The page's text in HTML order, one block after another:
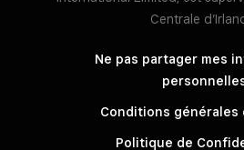
Centrale
Ne pas partager mes
Conditions générales
Politique de